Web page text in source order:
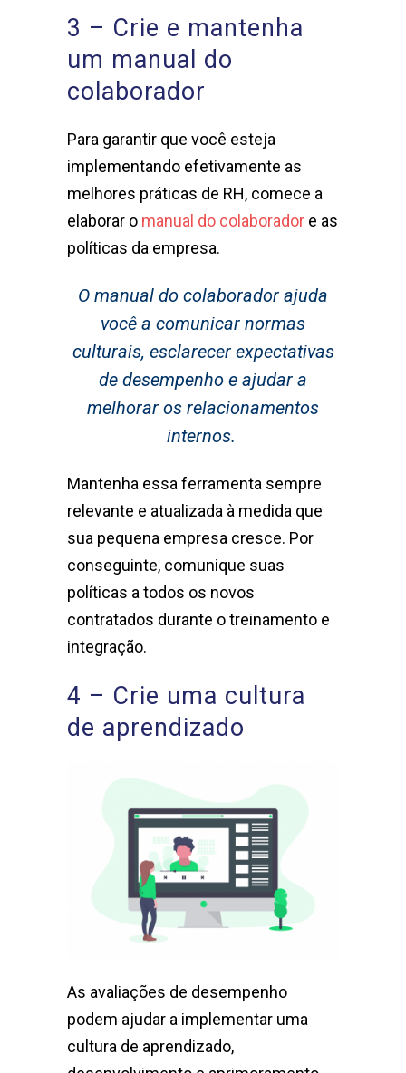
3 – Crie e mantenha
um manual do
colaborador
Para garantir que você esteja
implementando efetivamente as
melhores práticas de RH, comece a
elaborar o manual do colaborador e as
políticas da empresa.
O manual do colaborador ajuda
você a comunicar normas
culturais, esclarecer expectativas
de desempenho e ajudar a
melhorar os relacionamentos
internos.
Mantenha essa ferramenta sempre
relevante e atualizada à medida que
sua pequena empresa cresce. Por
conseguinte, comunique suas
políticas a todos os novos
contratados durante o treinamento e
integração.
4 – Crie uma cultura
de aprendizado
As avaliações de desempenho
podem ajudar a implementar uma
cultura de aprendizado,